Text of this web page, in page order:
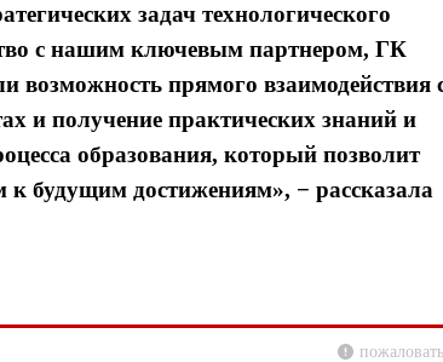
задач технологического
с нашим ключевым партнером, ГК
возможность прямого взаимодействия
и получение практических знаний и
образования, который позволит
будущим достижениям», − рассказала